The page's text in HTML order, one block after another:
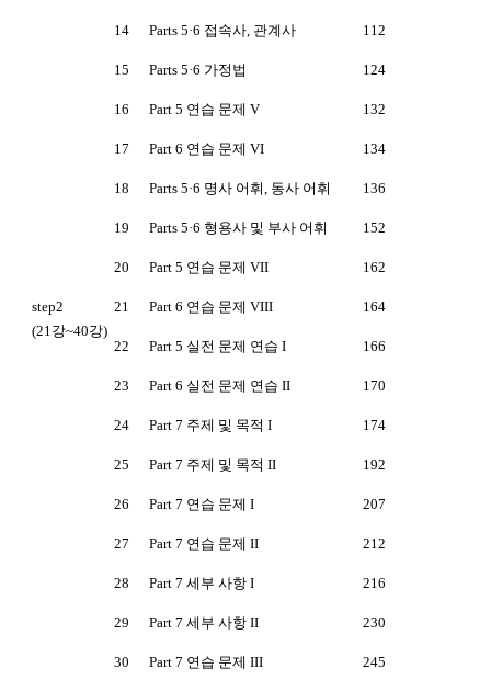
14 Parts 5·6 접속사, 관계사 112
15 Parts 5·6 가정법 124
16 Part 5 연습 문제 V 132
17 Part 6 연습 문제 VI 134
18 Parts 5·6 명사 어휘, 동사 어휘 136
19 Parts 5·6 형용사 및 부사 어휘 152
20 Part 5 연습 문제 VII 162
step2
(21강~40강)
21 Part 6 연습 문제 VIII 164
22 Part 5 실전 문제 연습 I 166
23 Part 6 실전 문제 연습 II 170
24 Part 7 주제 및 목적 I 174
25 Part 7 주제 및 목적 II 192
26 Part 7 연습 문제 I 207
27 Part 7 연습 문제 II 212
28 Part 7 세부 사항 I 216
29 Part 7 세부 사항 II 230
30 Part 7 연습 문제 III 245